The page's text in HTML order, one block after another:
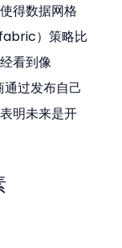
得数据网格
）策略比
看到像
过发布自己
明未来是开